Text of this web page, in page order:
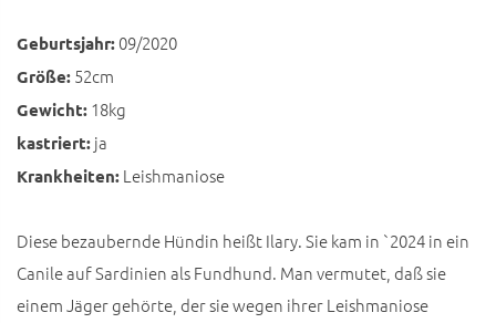
Geburtsjahr: 09/2020
Größe: 52cm
Gewicht: 18kg
kastriert: ja
Krankheiten: Leishmaniose
Diese bezaubernde Hündin heißt Ilary. Sie kam in `2024 in ein
Canile auf Sardinien als Fundhund. Man vermutet, daß sie
einem Jäger gehörte, der sie wegen ihrer Leishmaniose